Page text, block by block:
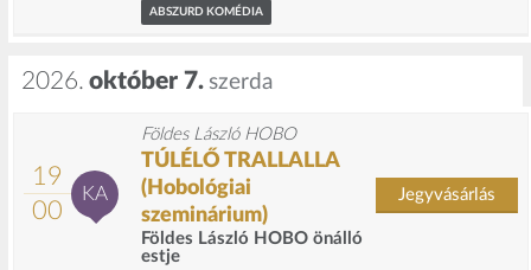
ABSZURD KOMÉDIA
2026. október 7. szerda
19
00
KA
Földes László HOBO
TÚLÉLŐ TRALLALLA
(Hobológiai
szeminárium)
Földes László HOBO önálló
estje
Jegyvásárlás